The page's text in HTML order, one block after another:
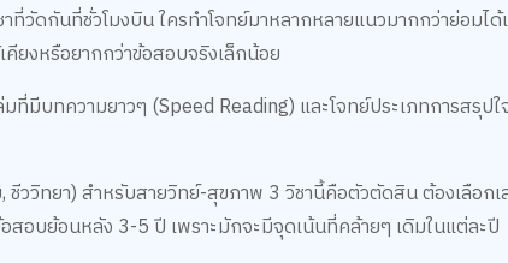
วัดกันที่ชั่วโมงบิน ใครทำโจทย์มาหลากหลายแนวมากกว่าย่อมไ
ยงหรือยากกว่าข้อสอบจริงเล็กน้อย
ที่มีบทความยาวๆ (Speed Reading) และโจทย์ประเภทการสรุ
ววิทยา) สำหรับสายวิทย์-สุขภาพ 3 วิชานี้คือตัวตัดสิน ต้องเลือกเ
สอบย้อนหลัง 3-5 ปี เพราะมักจะมีจุดเน้นที่คล้ายๆ เดิมในแต่ละปี